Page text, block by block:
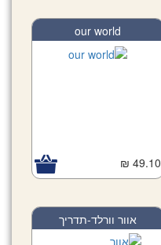
our world
49.10 ₪
אוור וורלד-תדריך